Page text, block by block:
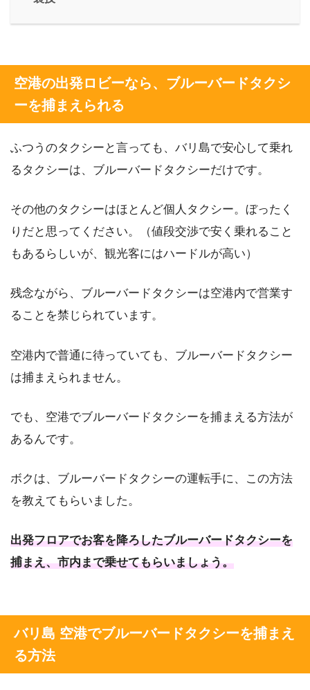
空港の出発ロビーなら、ブルーバードタクシ
ーを捕まえられる
ふつうのタクシーと言っても、バリ島で安心して乗れ
るタクシーは、ブルーバードタクシーだけです。
その他のタクシーはほとんど個人タクシー。ぼったく
りだと思ってください。（値段交渉で安く乗れること
もあるらしいが、観光客にはハードルが高い）
残念ながら、ブルーバードタクシーは空港内で営業す
ることを禁じられています。
空港内で普通に待っていても、ブルーバードタクシー
は捕まえられません。
でも、空港でブルーバードタクシーを捕まえる方法が
あるんです。
ボクは、ブルーバードタクシーの運転手に、この方法
を教えてもらいました。
出発フロアでお客を降ろしたブルーバードタクシーを
捕まえ、市内まで乗せてもらいましょう。
バリ島 空港でブルーバードタクシーを捕まえ
る方法